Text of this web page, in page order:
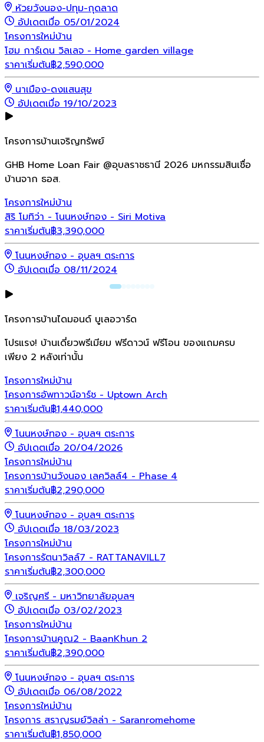
ห้วยวังนอง-ปทุม-กุดลาด
อัปเดตเมื่อ 05/01/2024
โครงการใหม่บ้าน
โฮม การ์เดน วิลเลจ - Home garden village
ราคาเริ่มต้น฿2,590,000
นาเมือง-ดงแสนสุข
อัปเดตเมื่อ 19/10/2023
โครงการบ้านเจริญทรัพย์
GHB Home Loan Fair @อุบลราชธานี 2026 มหกรรมสินเชื่อ
บ้านจาก ธอส.
โครงการใหม่บ้าน
สิริ โมทิว่า - โนนหงษ์ทอง - Siri Motiva
ราคาเริ่มต้น฿3,390,000
โนนหงษ์ทอง - อุบลฯ ตระการ
อัปเดตเมื่อ 08/11/2024
โครงการบ้านไดมอนด์ บูเลอวาร์ด
โปรแรง! บ้านเดี่ยวพรีเมียม ฟรีดาวน์ ฟรีโอน ของแถมครบ
เพียง 2 หลังเท่านั้น
โครงการใหม่บ้าน
โครงการอัพทาวน์อาร์ช - Uptown Arch
ราคาเริ่มต้น฿1,440,000
โนนหงษ์ทอง - อุบลฯ ตระการ
อัปเดตเมื่อ 20/04/2026
โครงการใหม่บ้าน
โครงการบ้านวังนอง เลควิลล์4 - Phase 4
ราคาเริ่มต้น฿2,290,000
โนนหงษ์ทอง - อุบลฯ ตระการ
อัปเดตเมื่อ 18/03/2023
โครงการใหม่บ้าน
โครงการรัตนาวิลล์7 - RATTANAVILL7
ราคาเริ่มต้น฿2,300,000
เจริญศรี - มหาวิทยาลัยอุบลฯ
อัปเดตเมื่อ 03/02/2023
โครงการใหม่บ้าน
โครงการบ้านคูณ2 - BaanKhun 2
ราคาเริ่มต้น฿2,390,000
โนนหงษ์ทอง - อุบลฯ ตระการ
อัปเดตเมื่อ 06/08/2022
โครงการใหม่บ้าน
โครงการ สราญรมย์วิลล่า - Saranromehome
ราคาเริ่มต้น฿1,850,000